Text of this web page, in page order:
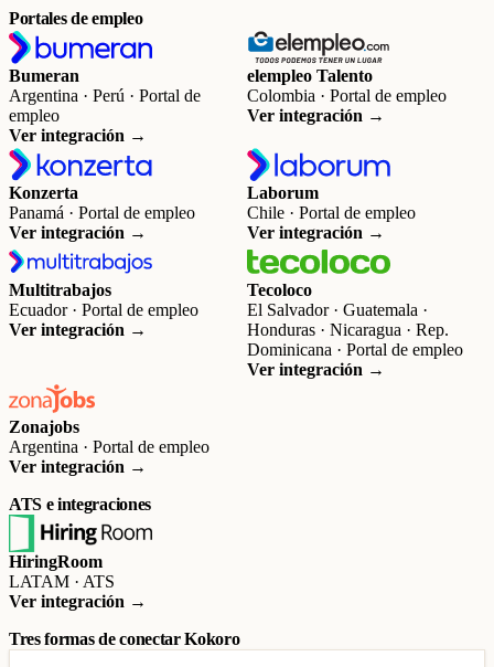
Portales de empleo
Bumeran
Argentina · Perú · Portal de
empleo
Ver integración →
elempleo Talento
Colombia · Portal de empleo
Ver integración →
Konzerta
Panamá · Portal de empleo
Ver integración →
Laborum
Chile · Portal de empleo
Ver integración →
Multitrabajos
Ecuador · Portal de empleo
Ver integración →
Tecoloco
El Salvador · Guatemala ·
Honduras · Nicaragua · Rep.
Dominicana · Portal de empleo
Ver integración →
Zonajobs
Argentina · Portal de empleo
Ver integración →
ATS e integraciones
HiringRoom
LATAM · ATS
Ver integración →
Tres formas de conectar Kokoro